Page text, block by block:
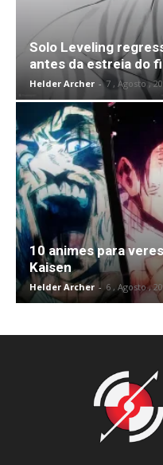
Solo Leveling
antes da estreia do
Helder Archer - 7 , Agosto ,
10 animes para
Kaisen
Helder Archer - 6 , Agosto ,